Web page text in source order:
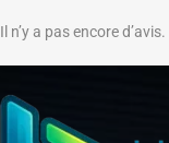
Il n’y a pas encore d’avis.